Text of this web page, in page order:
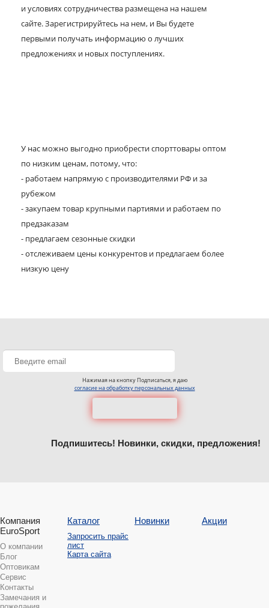
и условиях сотрудничества размещена на нашем
сайте. Зарегистрируйтесь на нем, и Вы будете
первыми получать информацию о лучших
предложениях и новых поступлениях.
У нас можно выгодно приобрести спорттовары оптом
по низким ценам, потому, что:
- работаем напрямую с производителями РФ и за
рубежом
- закупаем товар крупными партиями и работаем по
предзаказам
- предлагаем сезонные скидки
- отслеживаем цены конкурентов и предлагаем более
низкую цену
Нажимая на кнопку Подписаться, я даю
согласие на обработку персональных данных
Подпишитесь! Новинки, скидки, предложения!
Компания
EuroSport
О компании
Блог
Оптовикам
Сервис
Контакты
Замечания и
Каталог
Запросить прайс
лист
Карта сайта
Новинки Акции